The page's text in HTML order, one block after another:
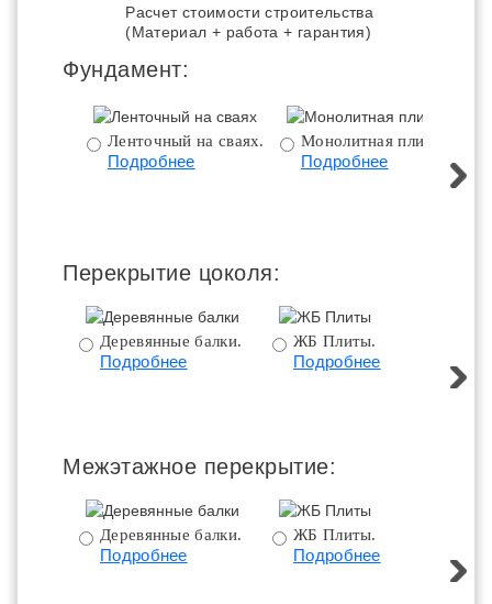
Расчет стоимости строительства
(Материал + работа + гарантия)
Фундамент:
Ленточный на сваях.
Подробнее
Монолитная плита.
Подробнее
Перекрытие цоколя:
Деревянные балки.
Подробнее
ЖБ Плиты.
Подробнее
Межэтажное перекрытие:
Деревянные балки.
Подробнее
ЖБ Плиты.
Подробнее